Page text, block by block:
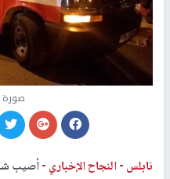
صورة
نابلس -النجاح الإخباري -أصيب